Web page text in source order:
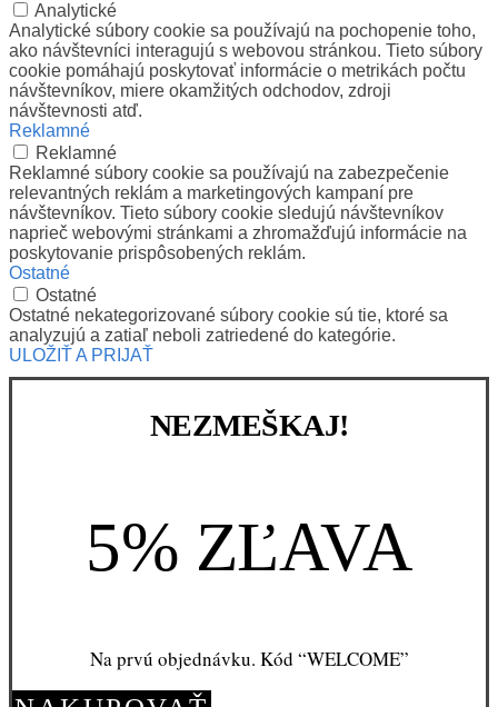
Analytické
Analytické súbory cookie sa používajú na pochopenie toho,
ako návštevníci interagujú s webovou stránkou. Tieto súbory
cookie pomáhajú poskytovať informácie o metrikách počtu
návštevníkov, miere okamžitých odchodov, zdroji
návštevnosti atď.
Reklamné
Reklamné
Reklamné súbory cookie sa používajú na zabezpečenie
relevantných reklám a marketingových kampaní pre
návštevníkov. Tieto súbory cookie sledujú návštevníkov
naprieč webovými stránkami a zhromažďujú informácie na
poskytovanie prispôsobených reklám.
Ostatné
Ostatné
Ostatné nekategorizované súbory cookie sú tie, ktoré sa
analyzujú a zatiaľ neboli zatriedené do kategórie.
ULOŽIŤ A PRIJAŤ
NEZMEŠKAJ!
5% ZĽAVA
Na prvú objednávku. Kód “WELCOME”